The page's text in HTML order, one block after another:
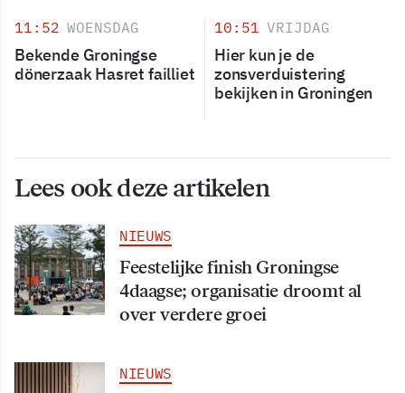
11:52 WOENSDAG
Bekende Groningse
dönerzaak Hasret failliet
10:51 VRIJDAG
Hier kun je de
zonsverduistering
bekijken in Groningen
Lees ook deze artikelen
NIEUWS
Feestelijke finish Groningse
4daagse; organisatie droomt al
over verdere groei
NIEUWS